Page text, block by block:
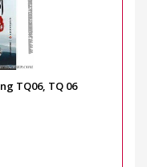
TQ06, TQ 06